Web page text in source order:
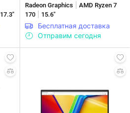
17.3"
Radeon Graphics
AMD Ryzen 7
170
15.6"
Бесплатная доставка
Отправим сегодня